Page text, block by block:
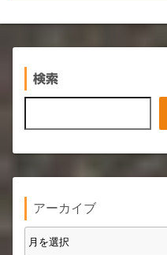
検索
索
アーカイブ